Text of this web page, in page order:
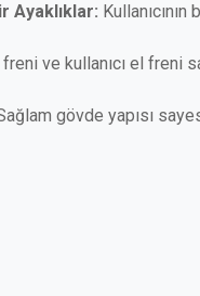
Ayaklıklar:
ve kullanıcı el freni
gövde yapısı